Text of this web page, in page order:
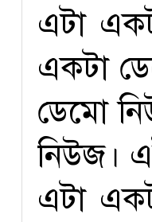
এটা
একটা
ডেমো
নিউজ।
এটা